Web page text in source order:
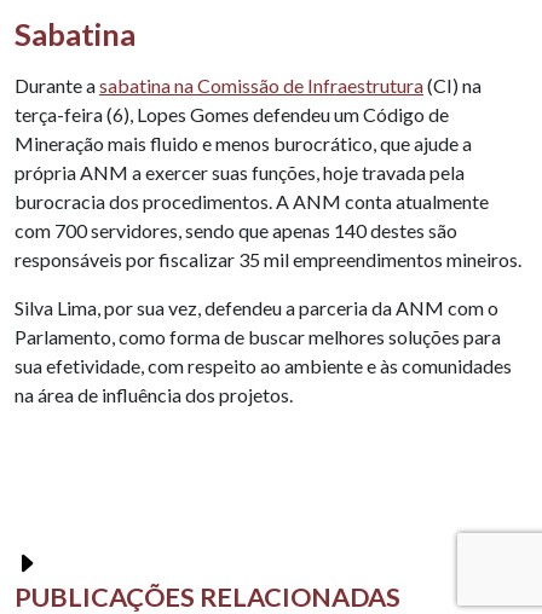
Sabatina
Durante asabatina na Comissão de Infraestrutura(CI) na
terça-feira (6), Lopes Gomes defendeu um Código de
Mineração mais fluido e menos burocrático, que ajude a
própria ANM a exercer suas funções, hoje travada pela
burocracia dos procedimentos. A ANM conta atualmente
com 700 servidores, sendo que apenas 140 destes são
responsáveis por fiscalizar 35 mil empreendimentos mineiros.
Silva Lima, por sua vez, defendeu a parceria da ANM com o
Parlamento, como forma de buscar melhores soluções para
sua efetividade, com respeito ao ambiente e às comunidades
na área de influência dos projetos.
PUBLICAÇÕES RELACIONADAS